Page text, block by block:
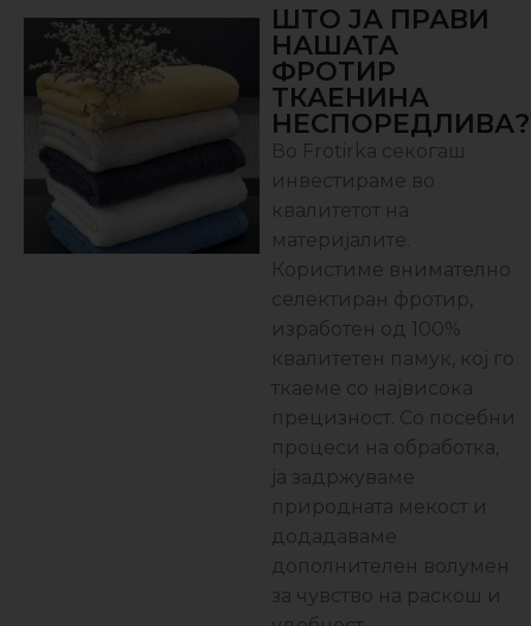
ШТО ЈА ПРАВИ
НАШАТА
ФРОТИР
ТКАЕНИНА
НЕСПОРЕДЛИВА?
Во Frotirka секогаш
инвестираме во
квалитетот на
материјалите.
Користиме внимателно
селектиран фротир,
изработен од 100%
квалитетен памук, кој го
ткаеме со највисока
прецизност. Со посебни
процеси на обработка,
ја задржуваме
природната мекост и
додадаваме
дополнителен волумен
за чувство на раскош и